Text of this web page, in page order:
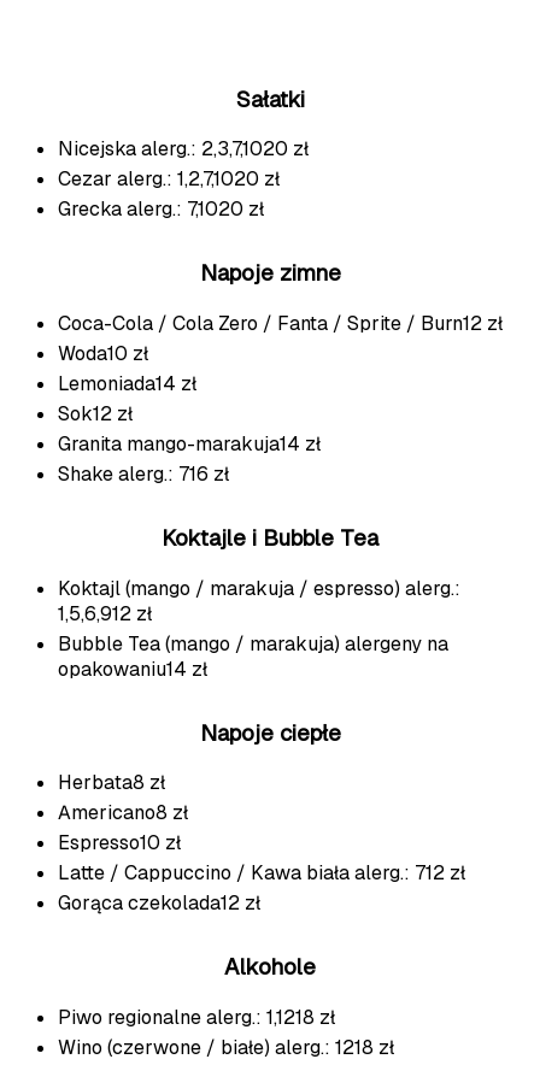
Sałatki
Nicejskaalerg.: 2,3,7,1020 zł
Cezar alerg.: 1,2,7,1020 zł
Greckaalerg.: 7,1020 zł
Napoje zimne
Coca-Cola / Cola Zero / Fanta / Sprite / Burn12 zł
Woda10 zł
Lemoniada14 zł
Sok12 zł
Granita mango-marakuja14 zł
Shakealerg.: 716 zł
Koktajle i Bubble Tea
Koktajl (mango / marakuja / espresso) alerg.:
1,5,6,912 zł
Bubble Tea (mango / marakuja) alergeny na
opakowaniu14 zł
Napoje ciepłe
Herbata8 zł
Americano8 zł
Espresso10 zł
Latte / Cappuccino / Kawa białaalerg.: 712 zł
Gorąca czekolada12 zł
Alkohole
Piwo regionalnealerg.: 1,1218 zł
Wino (czerwone / białe) alerg.: 1218 zł